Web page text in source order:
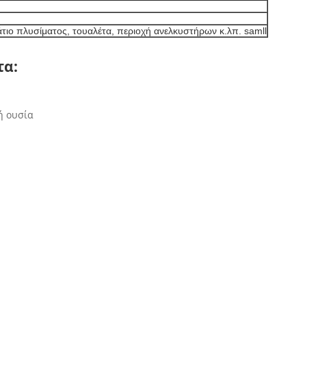
πλυσίματος, τουαλέτα, περιοχή ανελκυστήρων κ.λπ. samll
ουσία